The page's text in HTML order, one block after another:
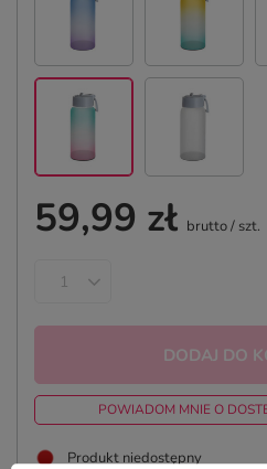
59,99 zł brutto/ szt.
DODAJ DO
POWIADOM MNIE O
Produkt niedostępny